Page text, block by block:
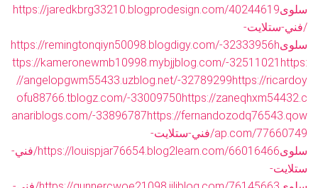
سلوىhttps://jaredkbrg33210.blogprodesign.com/40244619
/فني-ستلايت-
سلوى https://remingtonqiyn50098.blogdigy.com/-32333956h
ttps://kameronewmb10998.mybjjblog.com/-32511021 https:
//angelopgwm55433.uzblog.net/-32789299https://ricardoy
ofu88766.tblogz.com/-33009750https://zaneqhxm54432.c
anariblogs.com/-33896787https://fernandozodq76543.qow
ap.com/77660749/فني-ستلايت-
سلوى
https://louispjar76654.blog2learn.com/66016466/فني-
ستلايت-